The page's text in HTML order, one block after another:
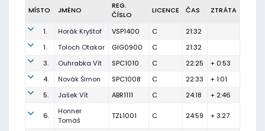
MÍSTO JMÉNO
REG.
ČÍSLO
LICENCE ČAS ZTRÁTA
1. Horák Kryštof VSP1400 C
21:32
1.
Toloch Otakar GIG0900 C
21:32
3.
Ouhrabka Vít SPC1010 C 22:25
+ 0:53
4.
Novák Šimon SPC1008 C 22:33
+ 1:01
5.
Jašek Vít ABR1111 C 24:18 + 2:46
6.
Honner
Tomáš
TZL1001 C 24:59 + 3:27